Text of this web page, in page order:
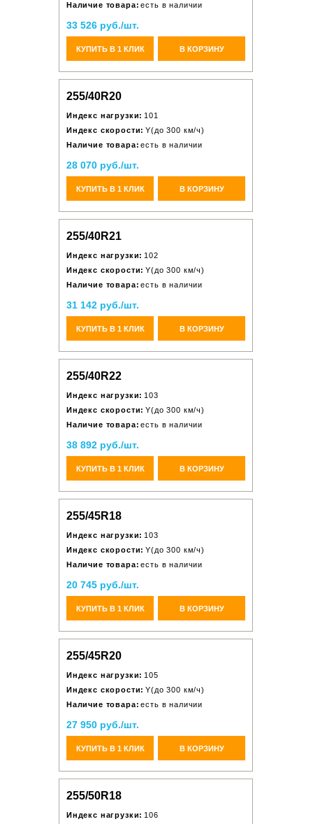
Наличие товара: есть в наличии
33 526 руб./шт.
КУПИТЬ В 1 КЛИК В КОРЗИНУ
255/40R20
Индекс нагрузки: 101
Индекс скорости: Y(до 300 км/ч)
Наличие товара: есть в наличии
28 070 руб./шт.
КУПИТЬ В 1 КЛИК В КОРЗИНУ
255/40R21
Индекс нагрузки: 102
Индекс скорости: Y(до 300 км/ч)
Наличие товара: есть в наличии
31 142 руб./шт.
КУПИТЬ В 1 КЛИК В КОРЗИНУ
255/40R22
Индекс нагрузки: 103
Индекс скорости: Y(до 300 км/ч)
Наличие товара: есть в наличии
38 892 руб./шт.
КУПИТЬ В 1 КЛИК В КОРЗИНУ
255/45R18
Индекс нагрузки: 103
Индекс скорости: Y(до 300 км/ч)
Наличие товара: есть в наличии
20 745 руб./шт.
КУПИТЬ В 1 КЛИК В КОРЗИНУ
255/45R20
Индекс нагрузки: 105
Индекс скорости: Y(до 300 км/ч)
Наличие товара: есть в наличии
27 950 руб./шт.
КУПИТЬ В 1 КЛИК В КОРЗИНУ
255/50R18
Индекс нагрузки: 106